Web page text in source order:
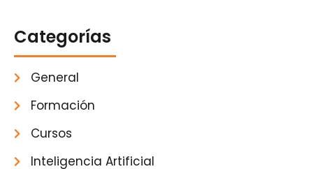
Categorías
General
Formación
Cursos
Inteligencia Artificial